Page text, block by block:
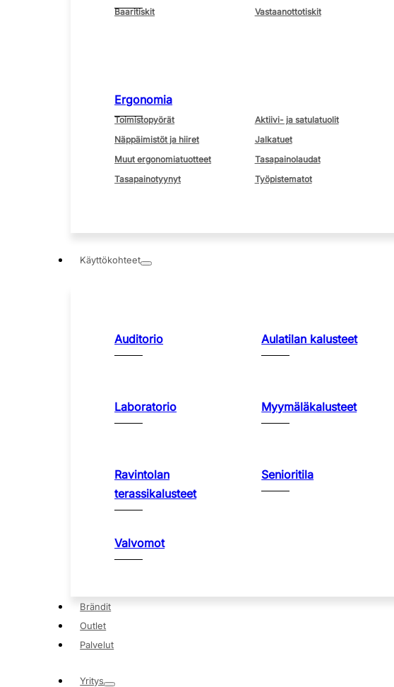
Baaritiskit Vastaanottotiskit
Ergonomia
Toimistopyörät Aktiivi- ja satulatuolit
Näppäimistöt ja hiiret
Jalkatuet
Muut ergonomiatuotteet
Tasapainolaudat
Tasapainotyynyt
Työpistematot
Käyttökohteet
Auditorio Aulatilan kalusteet
Laboratorio Myymäläkalusteet
Ravintolan
terassikalusteet
Senioritila
Valvomot
Brändit
Outlet
Palvelut
Yritys